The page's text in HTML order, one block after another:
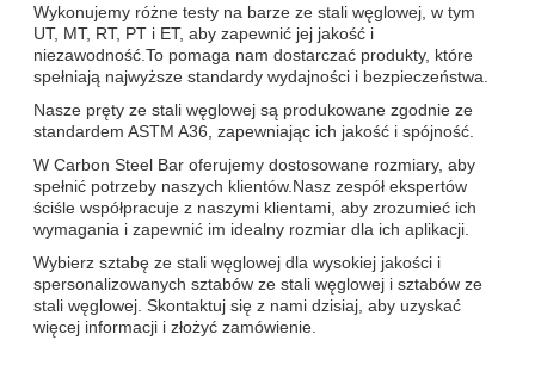
Wykonujemy różne testy na barze ze stali węglowej, w tym
UT, MT, RT, PT i ET, aby zapewnić jej jakość i
niezawodność.To pomaga nam dostarczać produkty, które
spełniają najwyższe standardy wydajności i bezpieczeństwa.
Nasze pręty ze stali węglowej są produkowane zgodnie ze
standardem ASTM A36, zapewniając ich jakość i spójność.
W Carbon Steel Bar oferujemy dostosowane rozmiary, aby
spełnić potrzeby naszych klientów.Nasz zespół ekspertów
ściśle współpracuje z naszymi klientami, aby zrozumieć ich
wymagania i zapewnić im idealny rozmiar dla ich aplikacji.
Wybierz sztabę ze stali węglowej dla wysokiej jakości i
spersonalizowanych sztabów ze stali węglowej i sztabów ze
stali węglowej. Skontaktuj się z nami dzisiaj, aby uzyskać
więcej informacji i złożyć zamówienie.